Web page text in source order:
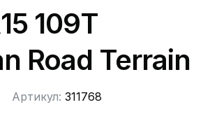
109T
Road Terrain
Артикул: 311768